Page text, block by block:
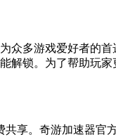
众多游戏爱好者的
锁。为了帮助玩家
享。奇游加速器官